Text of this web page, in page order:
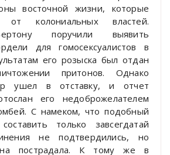
восточной жизни, которые
колониальных властей.
поручили выявить
для гомосексуалистов в
его розыска был отдан
притонов. Однако
ушел в отставку, и отчет
его недоброжелателем
С намеком, что подобный
только завсегдатай
не подтвердились, но
пострадала. К тому же в